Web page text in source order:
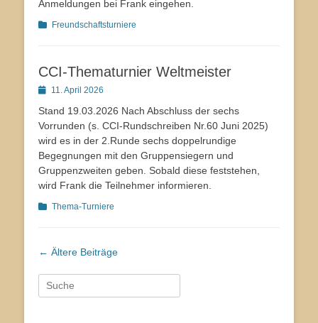
Anmeldungen bei Frank eingehen.
Kategorien
Freundschaftsturniere
CCI-Thematurnier Weltmeister
Veröffentlicht
11. April 2026
Stand 19.03.2026 Nach Abschluss der sechs
Vorrunden (s. CCI-Rundschreiben Nr.60 Juni 2025)
wird es in der 2.Runde sechs doppelrundige
Begegnungen mit den Gruppensiegern und
Gruppenzweiten geben. Sobald diese feststehen,
wird Frank die Teilnehmer informieren.
Kategorien
Thema-Turniere
Beitrags-
← Ältere Beiträge
Suche
nach: